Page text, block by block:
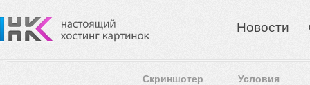
Новости
Скриншотер Условия